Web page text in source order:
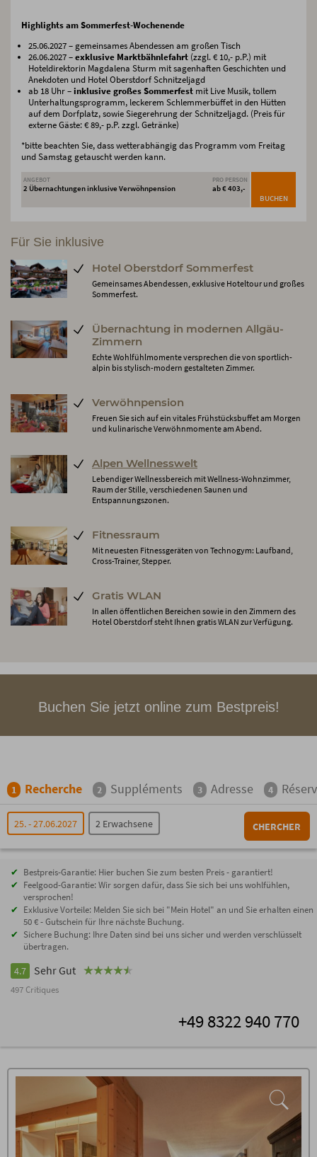
Highlights am Sommerfest-Wochenende
25.06.2027 – gemeinsames Abendessen am großen Tisch
26.06.2027 –exklusive Marktbähnlefahrt (zzgl. € 10,- p.P.) mit
Hoteldirektorin Magdalena Sturm mit sagenhaften Geschichten und
Anekdoten und Hotel Oberstdorf Schnitzeljagd
ab 18 Uhr –inklusive großes Sommerfest mit Live Musik, tollem
Unterhaltungsprogramm, leckerem Schlemmerbüffet in den Hütten
auf dem Dorfplatz, sowie Siegerehrung der Schnitzeljagd. (Preis für
externe Gäste: € 89,- p.P. zzgl. Getränke)
*bitte beachten Sie, dass wetterabhängig das Programm vom Freitag
und Samstag getauscht werden kann.
ANGEBOT
2 Übernachtungen inklusive Verwöhnpension
PRO PERSON
ab € 403,-
BUCHEN
Für Sie inklusive
Hotel Oberstdorf Sommerfest
Gemeinsames Abendessen, exklusive Hoteltour und großes
Sommerfest.
Übernachtung in modernen Allgäu-
Zimmern
Echte Wohlfühlmomente versprechen die von sportlich-
alpin bis stylisch-modern gestalteten Zimmer.
Verwöhnpension
Freuen Sie sich auf ein vitales Frühstücksbuffet am Morgen
und kulinarische Verwöhnmomente am Abend.
Alpen Wellnesswelt
Lebendiger Wellnessbereich mit Wellness-Wohnzimmer,
Raum der Stille, verschiedenen Saunen und
Entspannungszonen.
Fitnessraum
Mit neuesten Fitnessgeräten von Technogym: Laufband,
Cross-Trainer, Stepper.
Gratis WLAN
In allen öffentlichen Bereichen sowie in den Zimmern des
Hotel Oberstdorf steht Ihnen gratis WLAN zur Verfügung.
Buchen Sie jetzt online zum Bestpreis!
1 Recherche 2 Suppléments 3 Adresse 4
25. - 27.06.2027 2 Erwachsene CHERCHER
Bestpreis-Garantie: Hier buchen Sie zum besten Preis - garantiert!
Feelgood-Garantie: Wir sorgen dafür, dass Sie sich bei uns wohlfühlen,
versprochen!
Exklusive Vorteile: Melden Sie sich bei "Mein Hotel" an und Sie erhalten einen
50 € - Gutschein für Ihre nächste Buchung.
Sichere Buchung: Ihre Daten sind bei uns sicher und werden verschlüsselt
übertragen.
4.7 Sehr Gut
497 Critiques
+49 8322 940 770